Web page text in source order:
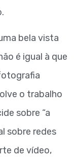
bela vista
é igual à que
o trabalho
sobre “a
sobre redes
de vídeo,